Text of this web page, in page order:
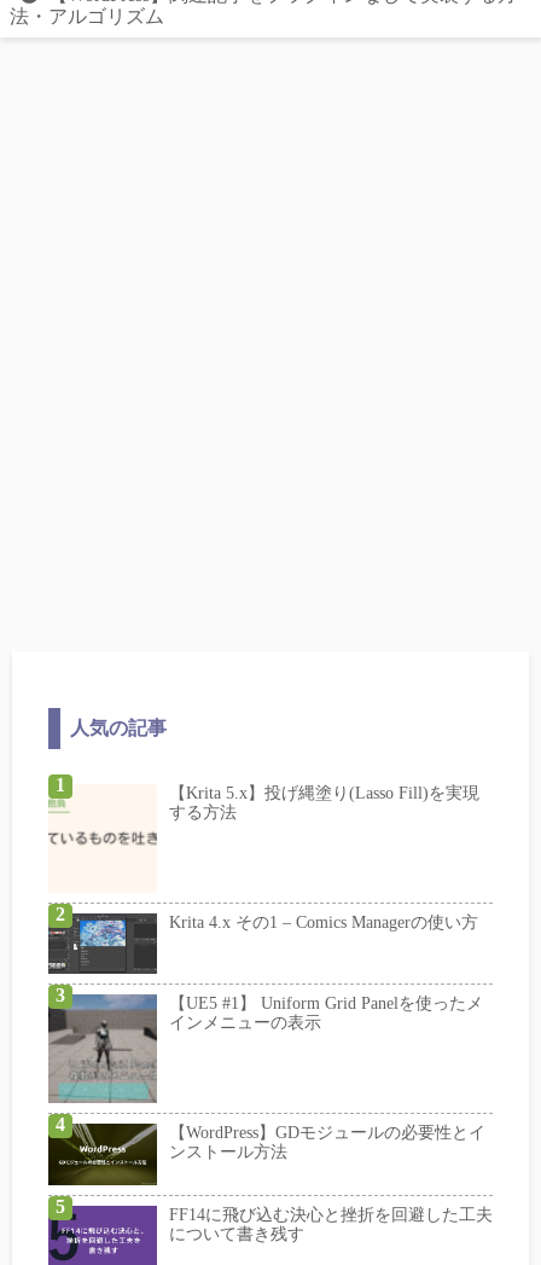
法・アルゴリズム
人気の記事
【Krita 5.x】投げ縄塗り(Lasso Fill)を実現
する方法
Krita 4.x その1 – Comics Managerの使い方
【UE5 #1】 Uniform Grid Panelを使ったメ
インメニューの表示
【WordPress】GDモジュールの必要性とイ
ンストール方法
FF14に飛び込む決心と挫折を回避した工夫
について書き残す